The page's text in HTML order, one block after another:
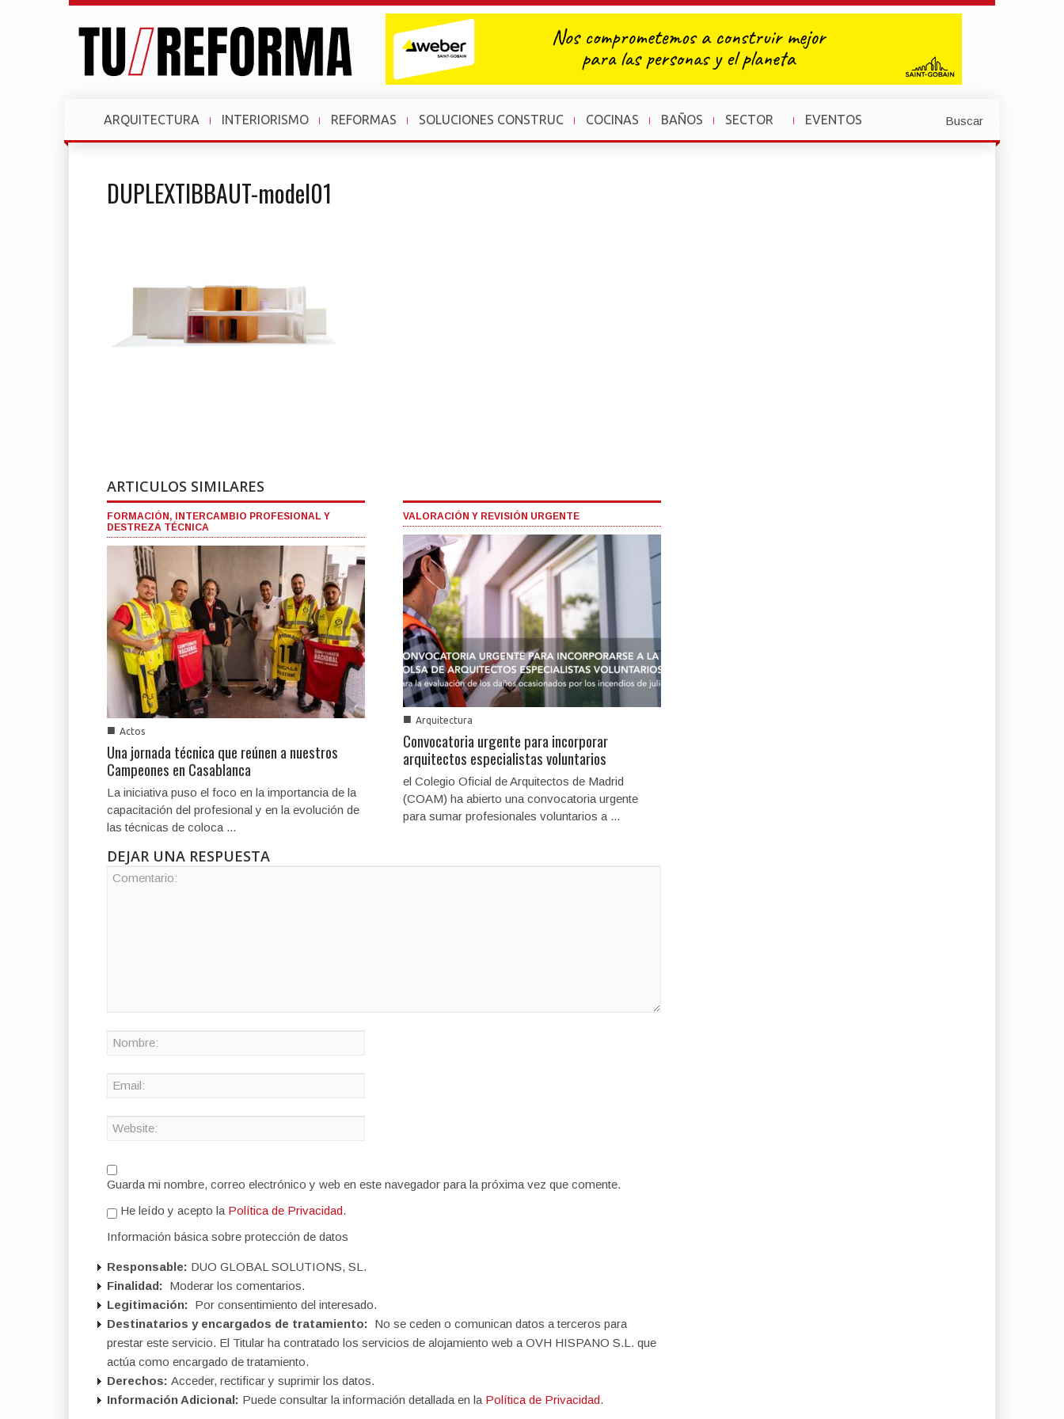
ARQUITECTURA INTERIORISMO REFORMAS SOLUCIONES CONSTRUC COCINAS BAÑOS
SECTOR
»
EVENTOS
»
Buscar
DUPLEXTIBBAUT-model01
ARTICULOS SIMILARES
FORMACIÓN, INTERCAMBIO PROFESIONAL Y
DESTREZA TÉCNICA
■ Actos
Una jornada técnica que reúnen a nuestros
Campeones en Casablanca
La iniciativa puso el foco en la importancia de la
capacitación del profesional y en la evolución de
las técnicas de coloca ...
VALORACIÓN Y REVISIÓN URGENTE
■ Arquitectura
Convocatoria urgente para incorporar
arquitectos especialistas voluntarios
el Colegio Oficial de Arquitectos de Madrid
(COAM) ha abierto una convocatoria urgente
para sumar profesionales voluntarios a ...
DEJAR UNA RESPUESTA
Guarda mi nombre, correo electrónico y web en este navegador para la próxima vez que comente.
He leído y acepto la Política de Privacidad.
Información básica sobre protección de datos
Responsable: DUO GLOBAL SOLUTIONS, SL.
Finalidad: Moderar los comentarios.
Legitimación: Por consentimiento del interesado.
Destinatarios y encargados de tratamiento: No se ceden o comunican datos a terceros para
prestar este servicio. El Titular ha contratado los servicios de alojamiento web a OVH HISPANO S.L. que
actúa como encargado de tratamiento.
Derechos: Acceder, rectificar y suprimir los datos.
Información Adicional: Puede consultar la información detallada en la Política de Privacidad.